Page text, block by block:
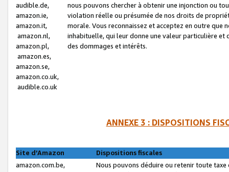
audible.de,
amazon.ie,
amazon.it,
amazon.nl,
amazon.pl,
amazon.es,
amazon.se,
amazon.co.uk,
audible.co.uk
nous pouvons chercher à obtenir une injonction ou
violation réelle ou présumée de nos droits de
morale. Vous reconnaissez et acceptez en outre que
inhabituelle, qui leur donne une valeur particulière
des dommages et intérêts.
ANNEXE 3 : DISPOSITIONS
Site d’Amazon
Dispositions fiscales
amazon.com.be,
Nous pouvons déduire ou retenir toute